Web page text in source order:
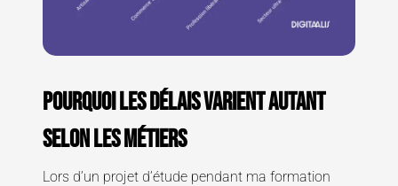
Pourquoi les délais varient autant
selon les métiers
Lors d’un projet d’étude pendant ma formation